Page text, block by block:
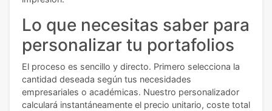
Lo que necesitas saber para
personalizar tu portafolios
El proceso es sencillo y directo. Primero selecciona la
cantidad deseada según tus necesidades
empresariales o académicas. Nuestro personalizador
calculará instantáneamente el precio unitario, coste total